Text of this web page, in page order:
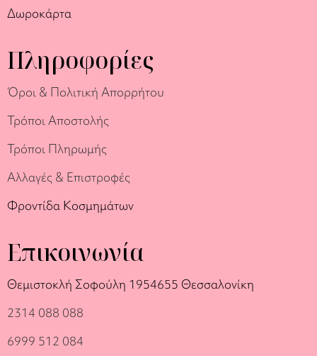
Δωροκάρτα
Πληροφορίες
Όροι & Πολιτική Απορρήτου
Τρόποι Αποστολής
Τρόποι Πληρωμής
Αλλαγές & Επιστροφές
Φροντίδα Κοσμημάτων
Επικοινωνία
Θεμιστοκλή Σοφούλη 1954655 Θεσσαλονίκη
2314 088 088
6999 512 084